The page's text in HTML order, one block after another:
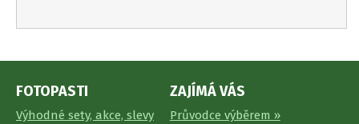
FOTOPASTI
Výhodné sety, akce, slevy
ZAJÍMÁ VÁS
Průvodce výběrem »